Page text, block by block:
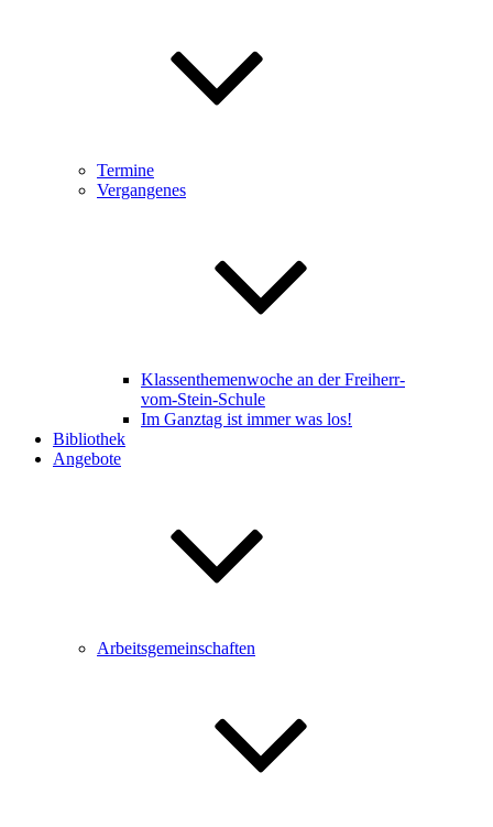
Termine
Vergangenes
Klassenthemenwoche an der Freiherr-
vom-Stein-Schule
Im Ganztag ist immer was los!
Bibliothek
Angebote
Arbeitsgemeinschaften